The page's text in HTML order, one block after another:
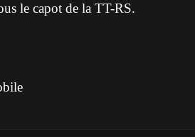
le capot de la TT-RS.